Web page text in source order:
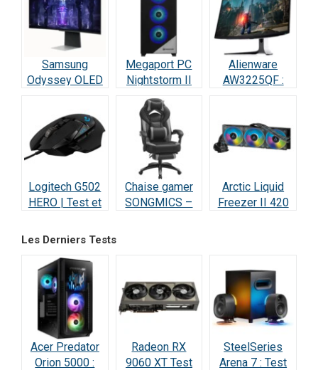
Samsung
Odyssey OLED
Performant –
Test & Avis
Megaport PC
Nightstorm II
Intel Core i9 :
Test et Avis
Alienware
AW3225QF :
OLED 4K 240Hz
Logitech G502
HERO | Test et
Champion des
Chaise gamer
SONGMICS –
Arctic Liquid
Freezer II 420
Les Derniers Tests
Acer Predator
Orion 5000 :
Radeon RX
9060 XT Test
SteelSeries
Arena 7 : Test